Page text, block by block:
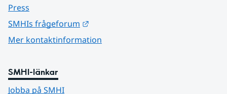
Press
SMHIs frågeforum
Mer kontaktinformation
SMHI-länkar
Jobba på SMHI